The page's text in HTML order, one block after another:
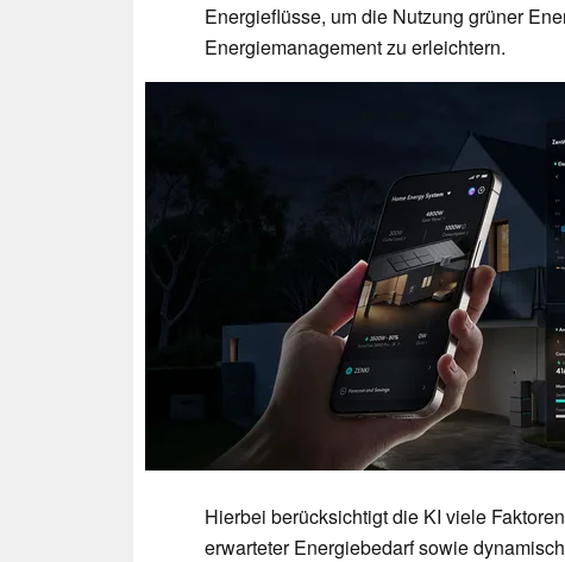
Energieflüsse, um die Nutzung grüner
Energiemanagement zu erleichtern.
Hierbei berücksichtigt die KI viele
erwarteter Energiebedarf sowie